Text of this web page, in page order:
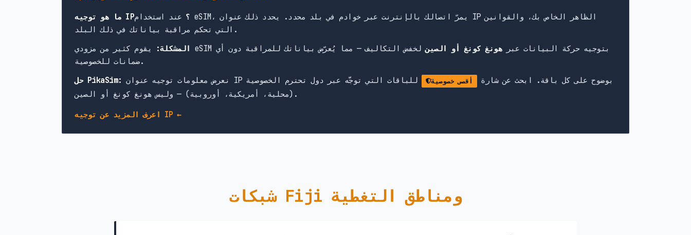
ما هو توجيه IP؟ عند استخدام eSIM، يمرّ اتصالك بالإنترنت عبر خوادم في بلد محدد. يحدد ذلك عنوان IP الظاهر الخاص بك، والقوانين
التي تحكم مراقبة بياناتك في ذلك البلد.
المشكلة:
يقوم كثير من مزودي eSIM بتوجيه حركة البيانات عبر هونغ كونغ أو الصينلخفض التكاليف — مما يُعرّض بياناتك للمراقبة دون أي
ضمانات للخصوصية.
حل PikaSim:
نعرض معلومات توجيه عنوان IP بوضوح على كل باقة. ابحث عن شارة أقصى خصوصية
للباقات التي توجَّه عبر دول تحترم الخصوصية
(محلية، أمريكية، أوروبية) — وليس هونغ كونغ أو الصين.
اعرف المزيد عن توجيه IP ←
شبكات Fiji ومناطق التغطية